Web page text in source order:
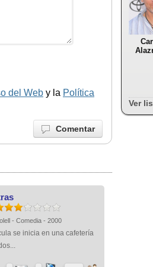
del Web y la Política
Comentar
- Comedia - 2000
se inicia en una cafetería
Ver